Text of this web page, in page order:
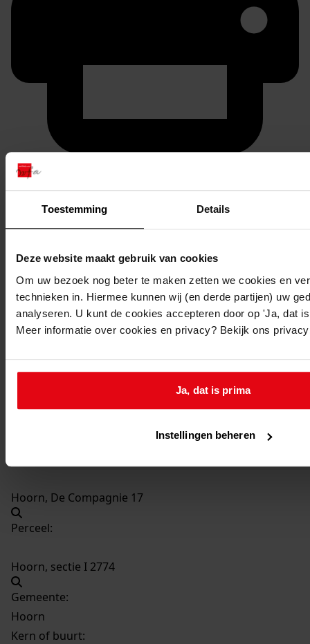
Toestemming Details
Deze website maakt gebruik van cookies
Om uw bezoek nog beter te maken zetten we cookies en
technieken in. Hiermee kunnen wij (en derde partijen) uw
analyseren. U kunt de cookies accepteren door op 'Ja, dat
Meer informatie over cookies en privacy? Bekijk ons
Ja, dat is prima
Instellingen beheren
Printen
duurzaam webadres
Inventaris
7003 - 8108
7251 Bouwen van een laad- en loskuil, 2001
2001
Hoorn, De Compagnie 17
Perceel:
Hoorn, sectie I 2774
Gemeente:
Hoorn
Kern of buurt: